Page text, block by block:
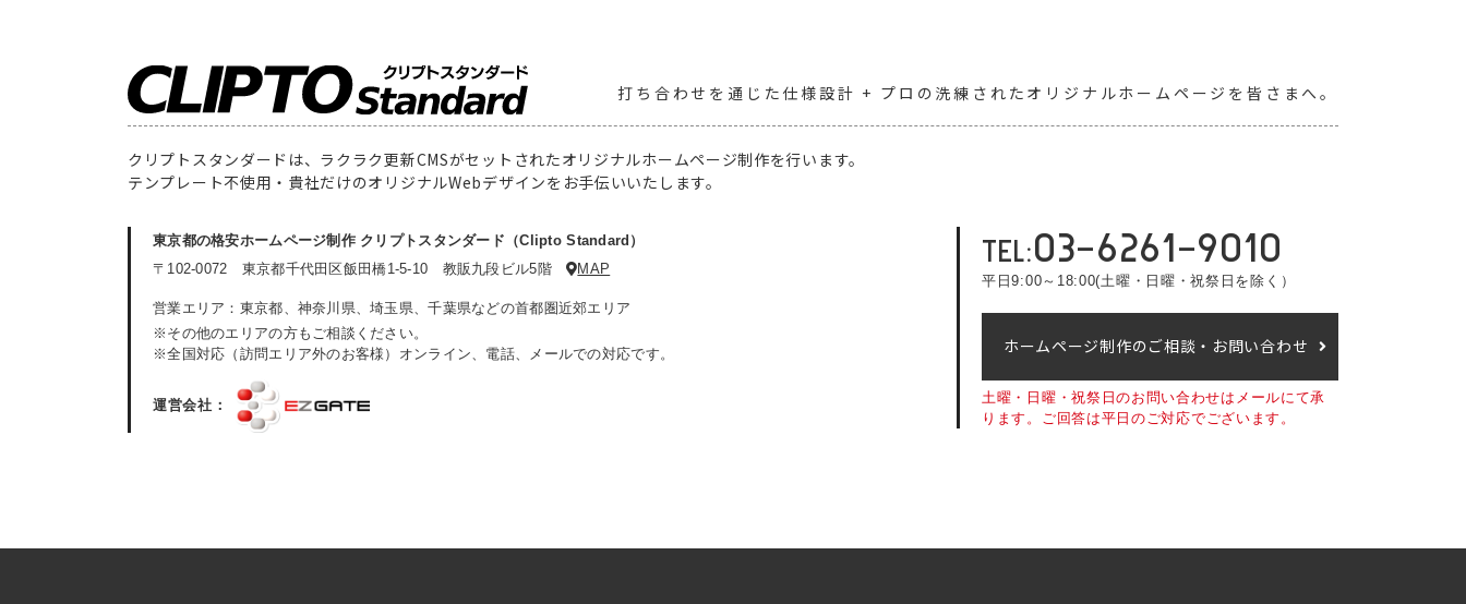
打ち合わせを通じた仕様設計 + プロの洗練されたオリジナルホームページを皆さまへ。
クリプトスタンダードは、ラクラク更新CMSがセットされたオリジナルホームページ制作を行います。
テンプレート不使用・貴社だけのオリジナルWebデザインをお手伝いいたします。
東京都の格安ホームページ制作 クリプトスタンダード（Clipto Standard）
〒102-0072 東京都千代田区飯田橋1-5-10 教販九段ビル5階 MAP
営業エリア： 東京都、神奈川県、埼玉県、千葉県などの首都圏近郊エリア
※その他のエリアの方もご相談ください。
※全国対応（訪問エリア外のお客様）オンライン、電話、メールでの対応です。
運営会社：
TEL:03-6261-9010
平日9:00～18:00(土曜・日曜・祝祭日を除く）
ホームページ制作のご相談・お問い合わせ
土曜・日曜・祝祭日のお問い合わせはメールにて承
ります。 ご回答は平日のご対応でございます。